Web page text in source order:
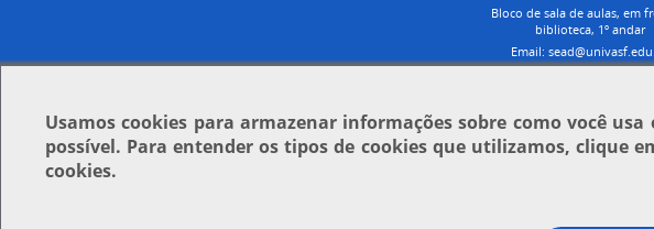
Bloco de sala de aulas, em
biblioteca, 1º andar
Email:
Usamoscookies para armazenar informações sobre como você
possível. Para entender os tipos de cookies que utilizamos, clique
cookies.